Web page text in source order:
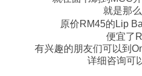
就是那
原价RM45的Lip
便宜了
有兴趣的朋友们可以到
详细咨询可